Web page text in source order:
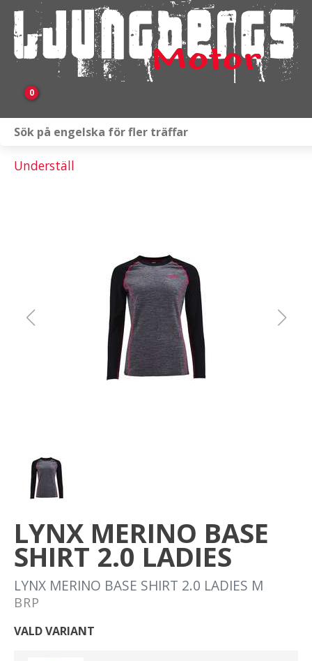
0
Släpvagnar & Skylift
Underställ
LYNX MERINO BASE
SHIRT 2.0 LADIES
LYNX MERINO BASE SHIRT 2.0 LADIES M
BRP
VALD VARIANT